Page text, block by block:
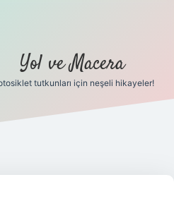
Yol ve Macera
tutkunları için neşeli hikayeler!